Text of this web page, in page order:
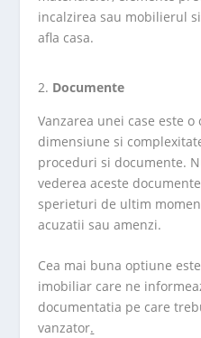
incalzirea sau mobilierul
afla casa.
Documente
Vanzarea unei case este
dimensiune si
proceduri si documente.
vederea aceste
sperieturi de ultim
acuzatii sau amenzi.
Cea mai buna optiune
imobiliar care ne
documentatia pe care
vanzator.